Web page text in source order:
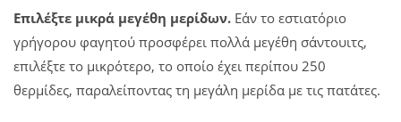
Επιλέξτε μικρά μεγέθη μερίδων. Εάν το εστιατόριο
γρήγορου φαγητού προσφέρει πολλά μεγέθη σάντουιτς,
επιλέξτε το μικρότερο, το οποίο έχει περίπου 250
θερμίδες, παραλείποντας τη μεγάλη μερίδα με τις πατάτες.